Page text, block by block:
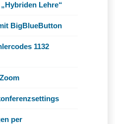
Lehre“
BigBlueButton
1132
per